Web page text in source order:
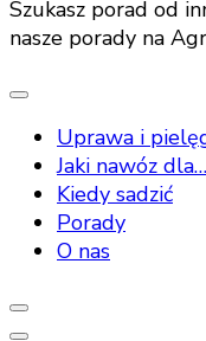
Szukasz porad od
nasze porady na
Uprawa i
Jaki nawóz dla…
Kiedy sadzić
Porady
O nas